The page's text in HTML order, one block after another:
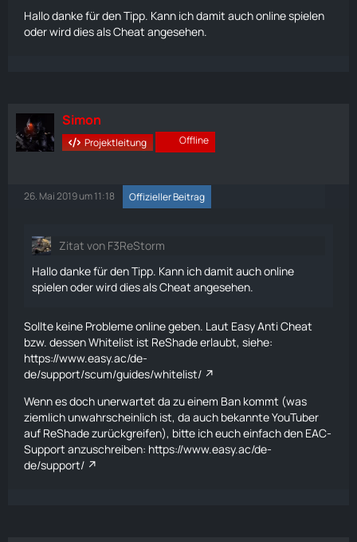
Hallo danke für den Tipp. Kann ich damit auch online spielen
oder wird dies als Cheat angesehen.
Simon
Projektleitung Offline
26. Mai 2019 um 11:18 Offizieller Beitrag
Zitat von F3ReStorm
Hallo danke für den Tipp. Kann ich damit auch online
spielen oder wird dies als Cheat angesehen.
Sollte keine Probleme online geben. Laut Easy Anti Cheat
bzw. dessen Whitelist ist ReShade erlaubt, siehe:
https://www.easy.ac/de-
de/support/scum/guides/whitelist/
Wenn es doch unerwartet da zu einem Ban kommt (was
ziemlich unwahrscheinlich ist, da auch bekannte YouTuber
auf ReShade zurückgreifen), bitte ich euch einfach den EAC-
Support anzuschreiben: https://www.easy.ac/de-
de/support/